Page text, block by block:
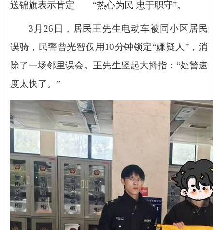
送锦旗表示肯定——“热心为民 忠于职守”。
3月26日，居民王先生电动车被同小区居民
误骑，民警曾光智仅用10分钟锁定“嫌疑人”，消
除了一场邻里误会。王先生竖起大拇指：“处警速
度太快了。”